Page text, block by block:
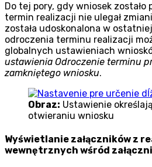
Do tej pory, gdy wniosek
termin realizacji nie ulegał
została udoskonalona w
odroczenia terminu realizacji
globalnych ustawieniach
ustawienia Odroczenie terminu
zamkniętego wniosku.
Obraz: Ustawienie
otwieraniu wniosku
Wyświetlanie załączników z
wewnętrznych wśród